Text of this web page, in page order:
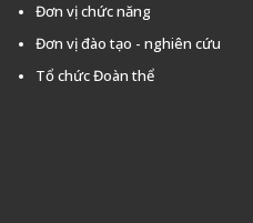
Đơn vị chức năng
Đơn vị đào tạo - nghiên cứu
Tổ chức Đoàn thể